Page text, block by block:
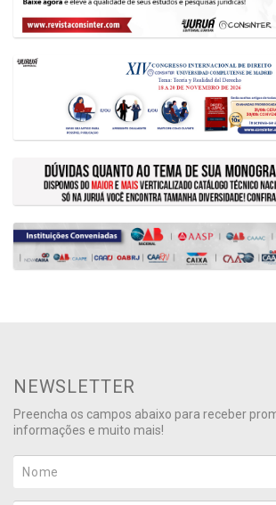
NEWSLETTER
Preencha os campos abaixo para receber
informações e muito mais!